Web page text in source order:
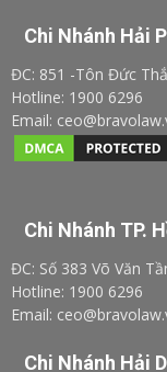
Chi Nhánh Hải
ĐC: 851 -Tôn Đức
Hotline: 1900 6296
Email:
Chi Nhánh TP.
ĐC: Số 383 Võ Văn
Hotline: 1900 6296
Email:
Chi Nhánh Hải